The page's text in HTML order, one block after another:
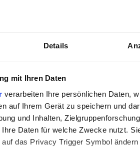
Details
mit Ihren Daten
verarbeiten Ihre persönlichen Daten,
auf Ihrem Gerät zu speichern und
und Inhalten,
Daten für welche Zwecke nutzt.
das Privacy Trigger Symbol
Wenn jemand aus der Familie
oder im Sterben lag,
Laufe der Jahre immer weiter
sind heute sehr
– Menschen aus allen
sein. Abwechslung
Patienten zählen etwa